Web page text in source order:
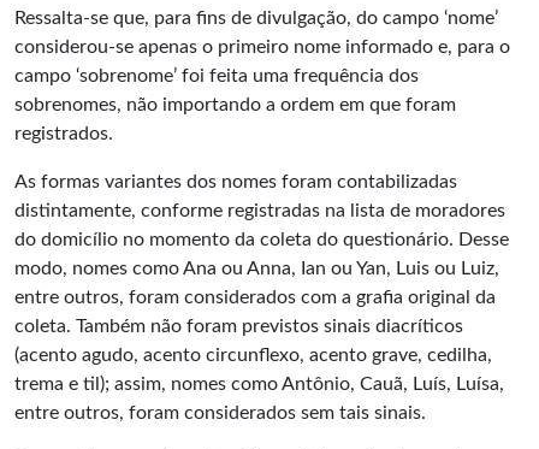
Ressalta-se que, para fins de divulgação, do campo ‘nome’
considerou-se apenas o primeiro nome informado e, para o
campo ‘sobrenome’ foi feita uma frequência dos
sobrenomes, não importando a ordem em que foram
registrados.
As formas variantes dos nomes foram contabilizadas
distintamente, conforme registradas na lista de moradores
do domicílio no momento da coleta do questionário. Desse
modo, nomes como Ana ou Anna, Ian ou Yan, Luis ou Luiz,
entre outros, foram considerados com a grafia original da
coleta. Também não foram previstos sinais diacríticos
(acento agudo, acento circunflexo, acento grave, cedilha,
trema e til); assim, nomes como Antônio, Cauã, Luís, Luísa,
entre outros, foram considerados sem tais sinais.